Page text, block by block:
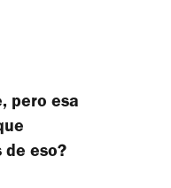
pero esa
de eso?